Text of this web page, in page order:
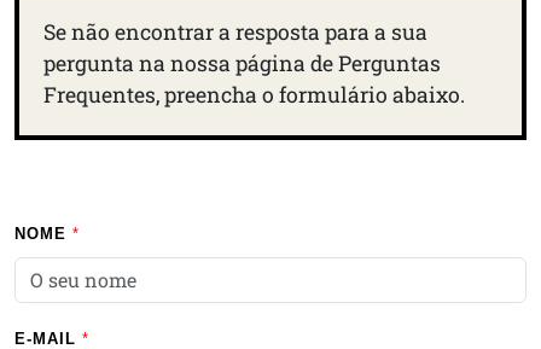
Se não encontrar a resposta para a sua
pergunta na nossa página de Perguntas
Frequentes, preencha o formulário abaixo.
NOME
E-MAIL